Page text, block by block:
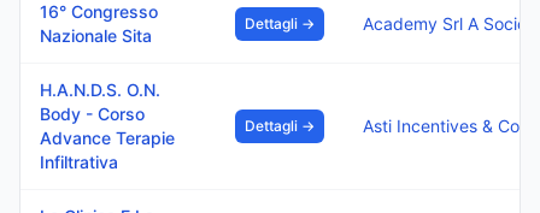
16° Congresso
Nazionale Sita
Dettagli →
H.A.N.D.S. O.N.
Body - Corso
Advance Terapie
Infiltrativa
Dettagli →